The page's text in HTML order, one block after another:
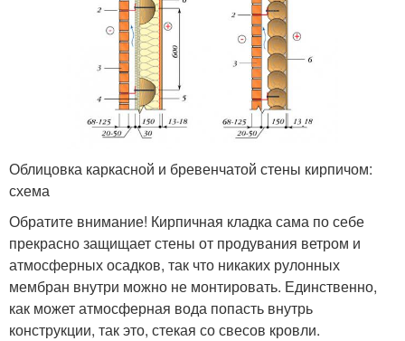
Облицовка каркасной и бревенчатой стены кирпичом:
схема
Обратите внимание! Кирпичная кладка сама по себе
прекрасно защищает стены от продувания ветром и
атмосферных осадков, так что никаких рулонных
мембран внутри можно не монтировать. Единственно,
как может атмосферная вода попасть внутрь
конструкции, так это, стекая со свесов кровли.